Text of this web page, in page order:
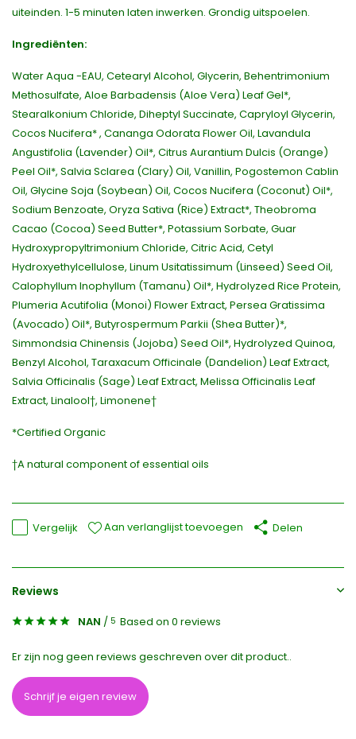
uiteinden. 1-5 minuten laten inwerken. Grondig uitspoelen.
Ingrediënten:
Water Aqua -EAU, Cetearyl Alcohol, Glycerin, Behentrimonium
Methosulfate, Aloe Barbadensis (Aloe Vera) Leaf Gel*,
Stearalkonium Chloride, Diheptyl Succinate, Capryloyl Glycerin,
Cocos Nucifera* , Cananga Odorata Flower Oil, Lavandula
Angustifolia (Lavender) Oil*, Citrus Aurantium Dulcis (Orange)
Peel Oil*, Salvia Sclarea (Clary) Oil, Vanillin, Pogostemon Cablin
Oil, Glycine Soja (Soybean) Oil, Cocos Nucifera (Coconut) Oil*,
Sodium Benzoate, Oryza Sativa (Rice) Extract*, Theobroma
Cacao (Cocoa) Seed Butter*, Potassium Sorbate, Guar
Hydroxypropyltrimonium Chloride, Citric Acid, Cetyl
Hydroxyethylcellulose, Linum Usitatissimum (Linseed) Seed Oil,
Calophyllum Inophyllum (Tamanu) Oil*, Hydrolyzed Rice Protein,
Plumeria Acutifolia (Monoi) Flower Extract, Persea Gratissima
(Avocado) Oil*, Butyrospermum Parkii (Shea Butter)*,
Simmondsia Chinensis (Jojoba) Seed Oil*, Hydrolyzed Quinoa,
Benzyl Alcohol, Taraxacum Officinale (Dandelion) Leaf Extract,
Salvia Officinalis (Sage) Leaf Extract, Melissa Officinalis Leaf
Extract, Linalool†, Limonene†
*Certified Organic
†A natural component of essential oils
Vergelijk Aan verlanglijst toevoegen Delen
Reviews
NAN / 5 Based on 0 reviews
Er zijn nog geen reviews geschreven over dit product..
Schrijf je eigen review